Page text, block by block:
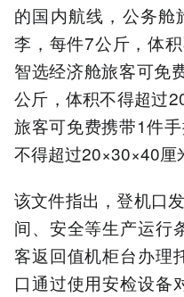
的国内航线，公务
李，每件7公斤，体
智选经济舱旅客可免
公斤，体积不得超过
旅客可免费携带1件
不得超过20×30×40厘
该文件指出，登机口
间、安全等生产运行
客返回值机柜台办理
口通过使用安检设备